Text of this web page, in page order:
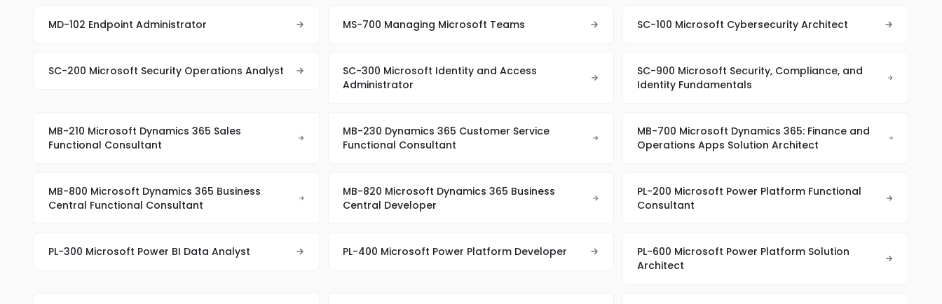
MD-102 Endpoint Administrator MS-700 Managing Microsoft Teams SC-100 Microsoft Cybersecurity Architect
SC-200 Microsoft Security Operations Analyst
SC-300 Microsoft Identity and Access
Administrator
SC-900 Microsoft Security, Compliance, and
Identity Fundamentals
MB-210 Microsoft Dynamics 365 Sales
Functional Consultant
MB-230 Dynamics 365 Customer Service
Functional Consultant
MB-700 Microsoft Dynamics 365: Finance and
Operations Apps Solution Architect
MB-800 Microsoft Dynamics 365 Business
Central Functional Consultant
MB-820 Microsoft Dynamics 365 Business
Central Developer
PL-200 Microsoft Power Platform Functional
Consultant
PL-300 Microsoft Power BI Data Analyst PL-400 Microsoft Power Platform Developer
PL-600 Microsoft Power Platform Solution
Architect